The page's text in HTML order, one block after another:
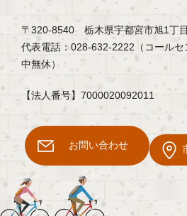
〒320-8540 栃木県宇都宮市旭1丁
代表電話：028-632-2222（コール
中無休）
【法人番号】7000020092011
お問い合わせ